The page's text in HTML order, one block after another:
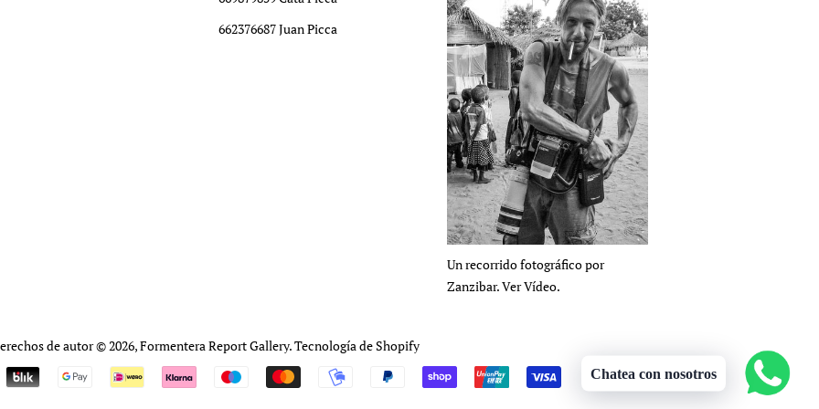
662376687 Juan Picca
Un recorrido fotográfico por
Zanzibar. Ver Vídeo.
de autor © 2026,Formentera Report Gallery.Tecnología de Shopify
Métodos
Chatea con nosotros